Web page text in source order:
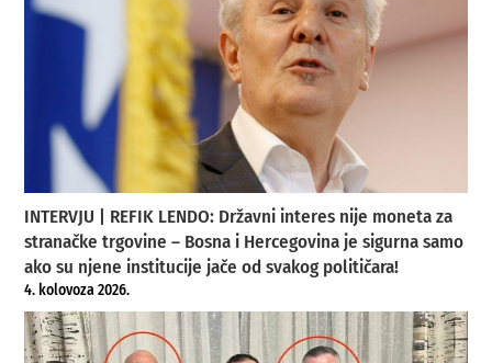
INTERVJU | REFIK LENDO: Državni interes nije moneta za
stranačke trgovine – Bosna i Hercegovina je sigurna samo
ako su njene institucije jače od svakog političara!
4. kolovoza 2026.